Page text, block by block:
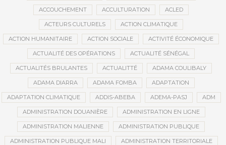
ACCOUCHEMENT ACCULTURATION ACLED
ACTEURS CULTURELS ACTION CLIMATIQUE
ACTION HUMANITAIRE ACTION SOCIALE ACTIVITÉ ÉCONOMIQUE
ACTUALITÉ DES OPÉRATIONS ACTUALITÉ SÉNÉGAL
ACTUALITÉS BRULANTES ACTUALITTÉ ADAMA COULIBALY
ADAMA DIARRA ADAMA FOMBA ADAPTATION
ADAPTATION CLIMATIQUE ADDIS-ABEBA ADEMA-PASJ ADM
ADMINISTRATION DOUANIÈRE ADMINISTRATION EN LIGNE
ADMINISTRATION MALIENNE ADMINISTRATION PUBLIQUE
ADMINISTRATION PUBLIQUE MALI ADMINISTRATION TERRITORIALE